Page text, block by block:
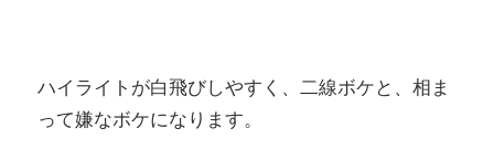
ハイライトが白飛びしやすく、二線ボケと、相ま
って嫌なボケになります。